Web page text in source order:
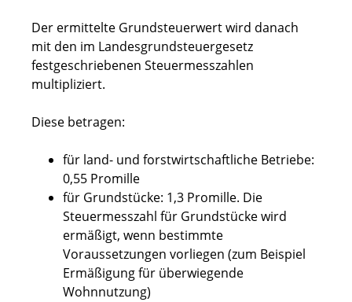
Der ermittelte Grundsteuerwert wird danach
mit den im Landesgrundsteuergesetz
festgeschriebenen Steuermesszahlen
multipliziert.
Diese betragen:
für land- und forstwirtschaftliche Betriebe:
0,55 Promille
für Grundstücke: 1,3 Promille. Die
Steuermesszahl für Grundstücke wird
ermäßigt, wenn bestimmte
Voraussetzungen vorliegen (zum Beispiel
Ermäßigung für überwiegende
Wohnnutzung)